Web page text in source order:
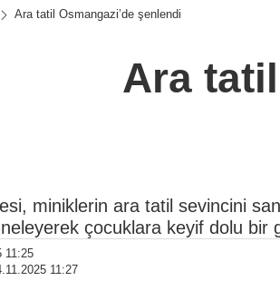
Ara tatil Osmangazi’de şenlendi
Ara
miniklerin ara tatil sevincini
çocuklara keyif dolu bir
11:25
11:27